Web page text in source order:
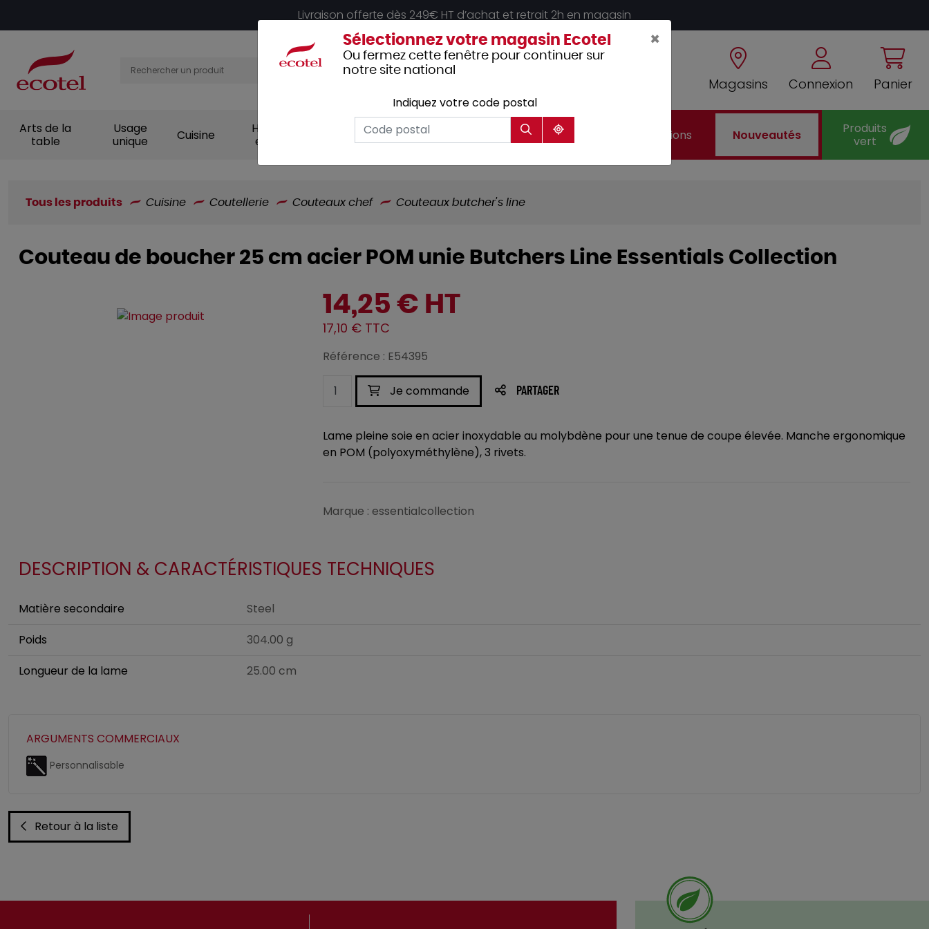
Livraison offerte dès 249€ HT d’achat et retrait 2h en magasin
Magasins Connexion Panier
Arts de la
table
Usage
unique
Cuisine
Hygiène et
entretien
Vêtements
professionnels
Hôtellerie Mobilier Promotions Nouveautés
Produits
vert
Tous les produits Cuisine Coutellerie Couteaux chef Couteaux butcher's line
Couteau de boucher 25 cm acier POM unie Butchers Line Essentials Collection
14,25 € HT
17,10 € TTC
Référence : E54395
Je commande PARTAGER
Lame pleine soie en acier inoxydable au molybdène pour une tenue de coupe élevée. Manche ergonomique
en POM (polyoxyméthylène), 3 rivets.
Marque : essentialcollection
DESCRIPTION & CARACTÉRISTIQUES TECHNIQUES
Matière secondaire
Steel
Poids
304.00 g
Longueur de la lame
25.00 cm
ARGUMENTS COMMERCIAUX
Personnalisable
Retour à la liste
×
Sélectionnez votre magasin Ecotel
Ou fermez cette fenêtre pour continuer sur
notre site national
Indiquez votre code postal